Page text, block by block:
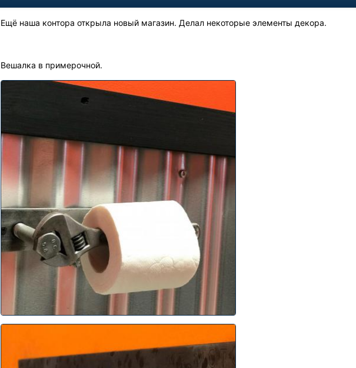
Ещё наша контора открыла новый магазин. Делал некоторые элементы декора.
Вешалка в примерочной.